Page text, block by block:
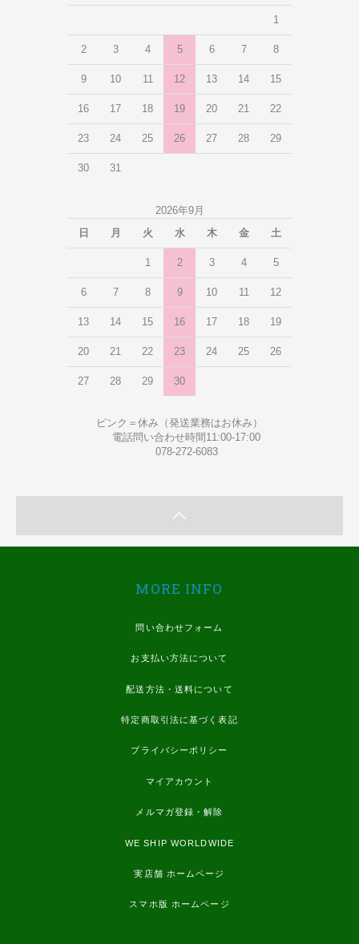
1
2 3 4 5 6 7 8
9 10 11 12 13 14 15
16 17 18 19 20 21 22
23 24 25 26 27 28 29
30 31
2026年9月
日
月 火 水 木 金 土
1 2 3 4 5
6 7 8 9 10 11 12
13 14 15 16 17 18 19
20 21 22 23 24 25 26
27 28 29 30
ピンク＝休み（発送業務はお休み）
電話問い合わせ時間11:00-17:00
078-272-6083
MORE INFO
問い合わせフォーム
お支払い方法について
配送方法・送料について
特定商取引法に基づく表記
プライバシーポリシー
マイアカウント
メルマガ登録・解除
WE SHIP WORLDWIDE
実店舗 ホームページ
スマホ版 ホームページ